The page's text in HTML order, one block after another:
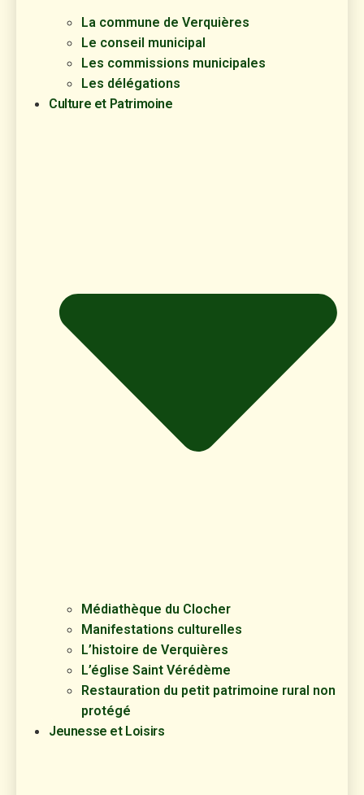
La commune de Verquières
Le conseil municipal
Les commissions municipales
Les délégations
Culture et Patrimoine
Médiathèque du Clocher
Manifestations culturelles
L’histoire de Verquières
L’église Saint Vérédème
Restauration du petit patrimoine rural non
protégé
Jeunesse et Loisirs